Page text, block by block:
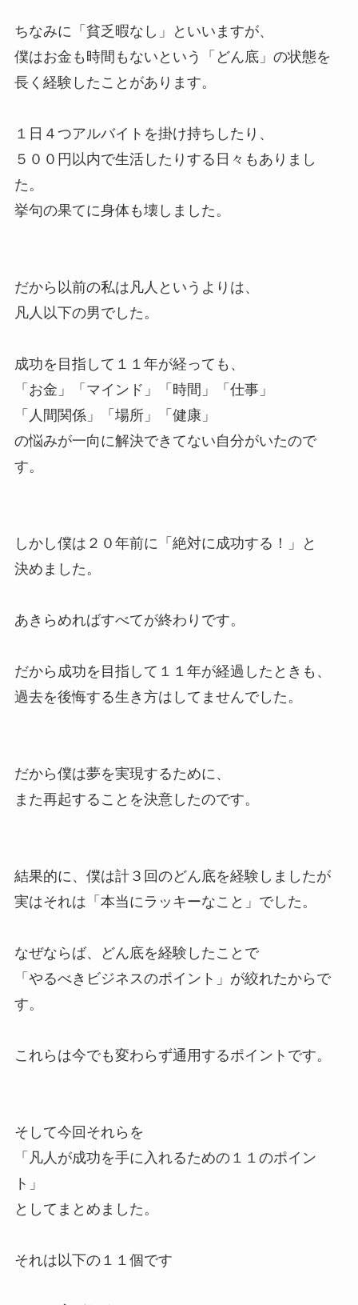
ちなみに「貧乏暇なし」といいますが、
僕はお金も時間もないという「どん底」の状態を
長く経験したことがあります。
１日４つアルバイトを掛け持ちしたり、
５００円以内で生活したりする日々もありまし
た。
挙句の果てに身体も壊しました。
だから以前の私は凡人というよりは、
凡人以下の男でした。
成功を目指して１１年が経っても、
「お金」「マインド」「時間」「仕事」
「人間関係」「場所」「健康」
の悩みが一向に解決できてない自分がいたので
す。
しかし僕は２０年前に「絶対に成功する！」と
決めました。
あきらめればすべてが終わりです。
だから成功を目指して１１年が経過したときも、
過去を後悔する生き方はしてませんでした。
だから僕は夢を実現するために、
また再起することを決意したのです。
結果的に、僕は計３回のどん底を経験しましたが
実はそれは「本当にラッキーなこと」でした。
なぜならば、どん底を経験したことで
「やるべきビジネスのポイント」が絞れたからで
す。
これらは今でも変わらず通用するポイントです。
そして今回それらを
「凡人が成功を手に入れるための１１のポイン
ト」
としてまとめました。
それは以下の１１個です